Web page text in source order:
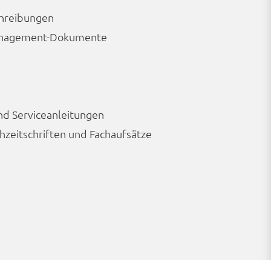
Dokumente
Service­anleitungen
und Fach­aufsätze